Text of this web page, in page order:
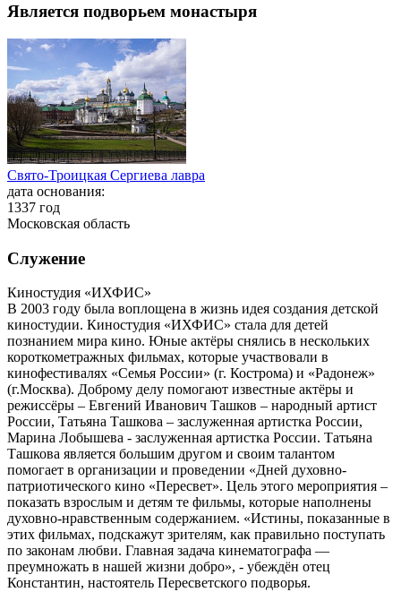
Является подворьем монастыря
Свято-Троицкая Сергиева лавра
дата основания:
1337 год
Московская область
Служение
Киностудия «ИХФИС»
В 2003 году была воплощена в жизнь идея создания детской
киностудии. Киностудия «ИХФИС» стала для детей
познанием мира кино. Юные актёры снялись в нескольких
короткометражных фильмах, которые участвовали в
кинофестивалях «Семья России» (г. Кострома) и «Радонеж»
(г.Москва). Доброму делу помогают известные актёры и
режиссёры – Евгений Иванович Ташков – народный артист
России, Татьяна Ташкова – заслуженная артистка России,
Марина Лобышева - заслуженная артистка России. Татьяна
Ташкова является большим другом и своим талантом
помогает в организации и проведении «Дней духовно-
патриотического кино «Пересвет». Цель этого мероприятия –
показать взрослым и детям те фильмы, которые наполнены
духовно-нравственным содержанием. «Истины, показанные в
этих фильмах, подскажут зрителям, как правильно поступать
по законам любви. Главная задача кинематографа —
преумножать в нашей жизни добро», - убеждён отец
Константин, настоятель Пересветского подворья.